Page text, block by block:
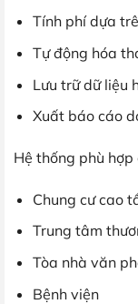
Tính phí dựa
Tự động hóa
Lưu trữ dữ liệu
Xuất báo cáo
Hệ thống phù hợp
Chung cư cao
Trung tâm
Tòa nhà văn
Bệnh viện